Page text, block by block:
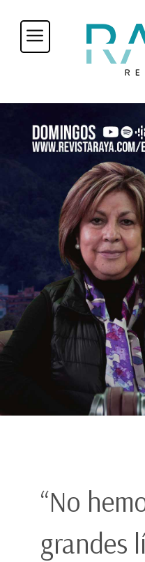
“No
grandes